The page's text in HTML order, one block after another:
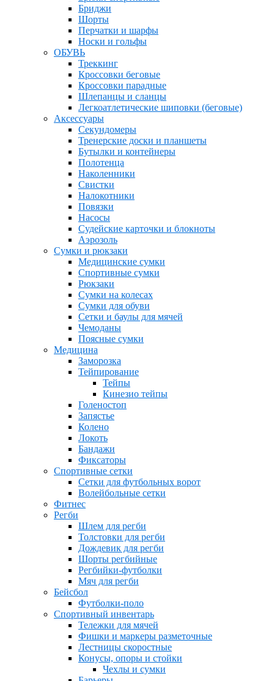
Бриджи
Шорты
Перчатки и шарфы
Носки и гольфы
ОБУВЬ
Треккинг
Кроссовки беговые
Кроссовки парадные
Шлепанцы и сланцы
Легкоатлетические шиповки (беговые)
Аксессуары
Секундомеры
Тренерские доски и планшеты
Бутылки и контейнеры
Полотенца
Наколенники
Свистки
Налокотники
Повязки
Насосы
Судейские карточки и блокноты
Аэрозоль
Сумки и рюкзаки
Медицинские сумки
Спортивные сумки
Рюкзаки
Сумки на колесах
Сумки для обуви
Сетки и баулы для мячей
Чемоданы
Поясные сумки
Медицина
Заморозка
Тейпирование
Тейпы
Кинезио тейпы
Голеностоп
Запястье
Колено
Локоть
Бандажи
Фиксаторы
Спортивные сетки
Сетки для футбольных ворот
Волейбольные сетки
Фитнес
Регби
Шлем для регби
Толстовки для регби
Дождевик для регби
Шорты регбийные
Регбийки-футболки
Мяч для регби
Бейсбол
Футболки-поло
Спортивный инвентарь
Тележки для мячей
Фишки и маркеры разметочные
Лестницы скоростные
Конусы, опоры и стойки
Чехлы и сумки